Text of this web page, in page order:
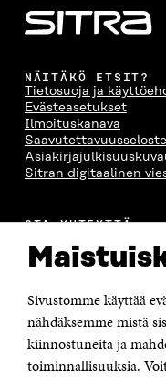
Sivustomme käyttää
nähdäksemme mistä
kiinnostuneita ja
toiminnallisuuksia.
NÄITÄKÖ ETSIT?
Tietosuoja ja
Evästeasetukset
Ilmoituskanava
Saavutettavuusseloste
Sitran digitaalinen
OTA YHTEYTTÄ
Itämerenkatu 11-13,
00181 Helsinki
Puhelin +358 294
Sähköpostiosoite
Saapumisohjeet